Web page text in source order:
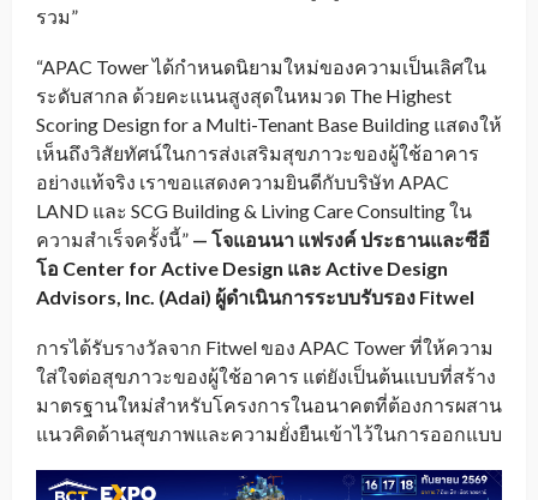
รวม”
“APAC Tower ได้กำหนดนิยามใหม่ของความเป็นเลิศใน
ระดับสากล ด้วยคะแนนสูงสุดในหมวด The Highest
Scoring Design for a Multi-Tenant Base Building แสดงให้
เห็นถึงวิสัยทัศน์ในการส่งเสริมสุขภาวะของผู้ใช้อาคาร
อย่างแท้จริง เราขอแสดงความยินดีกับบริษัท APAC
LAND และ SCG Building & Living Care Consulting ใน
ความสำเร็จครั้งนี้” — โจแอนนา แฟรงค์ ประธานและซีอี
โอ Center for Active Design และ Active Design
Advisors, Inc. (Adai) ผู้ดำเนินการระบบรับรอง Fitwel
การได้รับรางวัลจาก Fitwel ของ APAC Tower ที่ให้ความ
ใส่ใจต่อสุขภาวะของผู้ใช้อาคาร แต่ยังเป็นต้นแบบที่สร้าง
มาตรฐานใหม่สำหรับโครงการในอนาคตที่ต้องการผสาน
แนวคิดด้านสุขภาพและความยั่งยืนเข้าไว้ในการออกแบบ